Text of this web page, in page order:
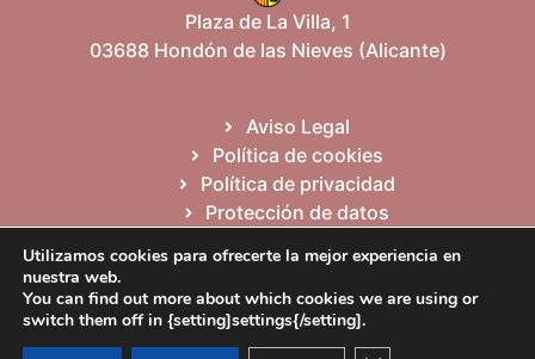
Plaza de La Villa, 1
03688 Hondón de las Nieves (Alicante)
Aviso Legal
Política de cookies
Política de privacidad
Protección de datos
Utilizamos cookies para ofrecerte la mejor experiencia en
nuestra web.
You can find out more about which cookies we are using or
switch them off in {setting]settings{/setting].
Español Valencià